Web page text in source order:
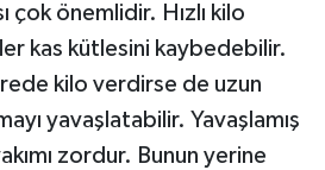
çok önemlidir. Hızlı kilo
kas kütlesini kaybedebilir.
kilo verdirse de uzun
yavaşlatabilir. Yavaşlamış
zordur. Bunun yerine